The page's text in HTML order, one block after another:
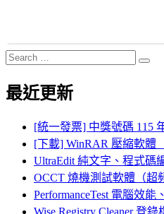
Search
for:
最近更新
[統一發票] 中獎號碼 115
[下載] WinRAR 壓縮軟體
UltraEdit 純文字、程式碼
OCCT 燒機測試軟體（超
PerformanceTest 電腦效